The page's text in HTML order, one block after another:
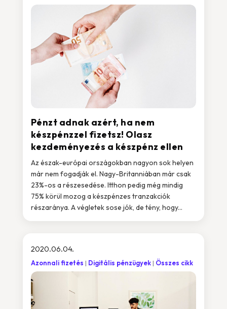
Pénzt adnak azért, ha nem
készpénzzel fizetsz! Olasz
kezdeményezés a készpénz ellen
Az észak-európai országokban nagyon sok helyen
már nem fogadják el. Nagy-Britanniában már csak
23%-os a részesedése. Itthon pedig még mindig
75% körül mozog a készpénzes tranzakciók
részaránya. A végletek sose jók, de tény, hogy...
2020.06.04.
Azonnali fizetés Digitális pénzügyek Összes cikk